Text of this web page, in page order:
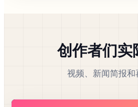
创作者们
视频、新闻简报